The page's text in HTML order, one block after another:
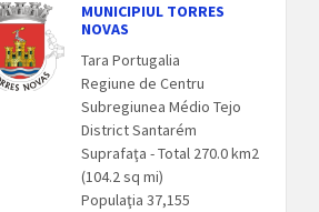
MUNICIPIUL TORRES
NOVAS
Tara Portugalia
Regiune de Centru
Subregiunea Médio Tejo
District Santarém
Suprafaţa - Total 270.0 km2
(104.2 sq mi)
Populaţia 37,155